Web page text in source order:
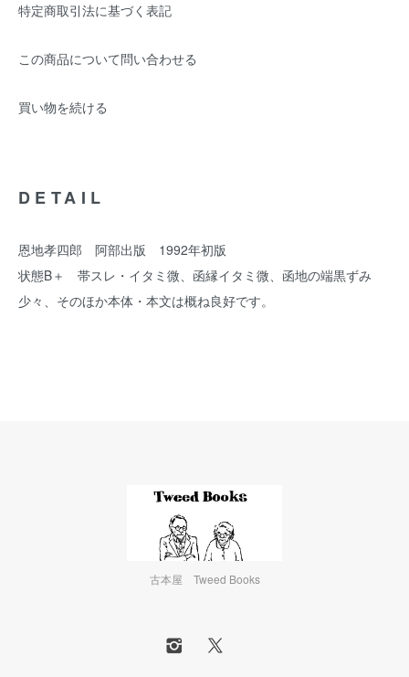
特定商取引法に基づく表記
この商品について問い合わせる
買い物を続ける
DETAIL
恩地孝四郎 阿部出版 1992年初版
状態B＋ 帯スレ・イタミ微、函縁イタミ微、函地の端黒ずみ
少々、そのほか本体・本文は概ね良好です。
古本屋 Tweed Books